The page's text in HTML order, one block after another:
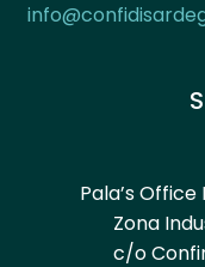
Pala’s
Zona
c/o